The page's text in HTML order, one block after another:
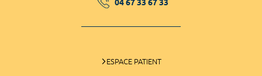
04 67 33 67 33
ESPACE PATIENT